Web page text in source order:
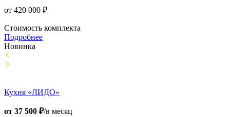
от 420 000 ₽
Стоимость комплекта
Подробнее
Новинка
Кухня «ЛИДО»
от 37 500 ₽/в месяц